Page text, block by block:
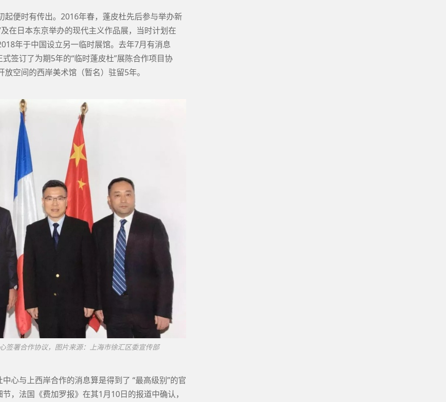
起便时有传出。2016年春，蓬皮杜先后参与举办新
在日本东京举办的现代主义作品展，当时计划在
年于中国设立另一临时展馆。去年7月有消息
签订了为期5年的“临时蓬皮杜”展陈合作项目协
空间的西岸美术馆（暂名）驻留5年。
签署合作协议，图片来源：上海市徐汇区委宣传部
心与上西岸合作的消息算是得到了 “最高级别”的官
，法国《费加罗报》在其1月10日的报道中确认，